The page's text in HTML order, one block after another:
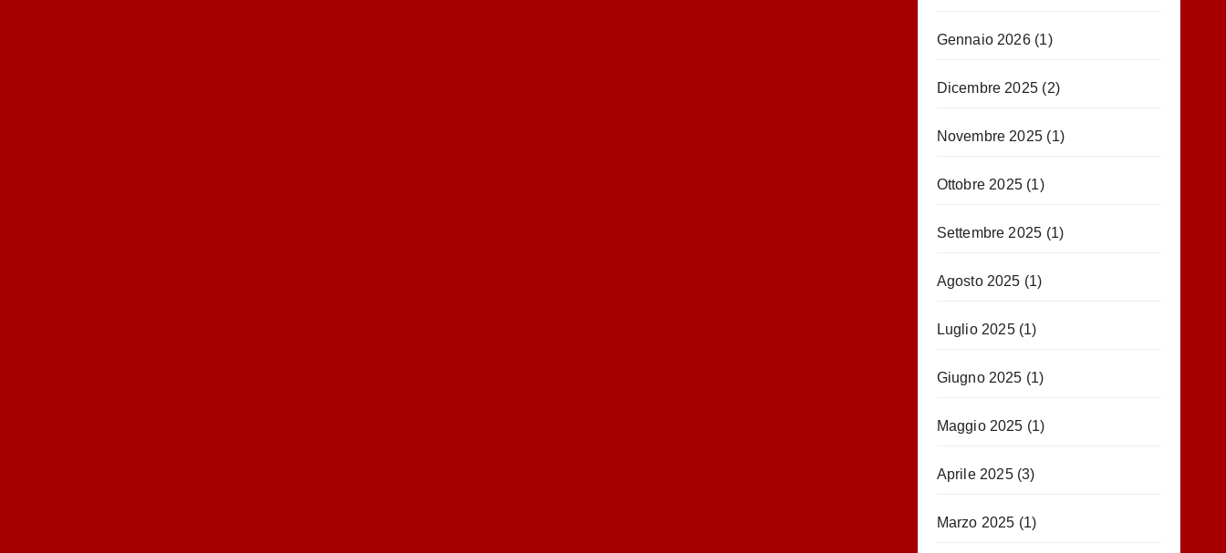
Gennaio 2026(1)
Dicembre 2025 (2)
Novembre 2025 (1)
Ottobre 2025(1)
Settembre 2025 (1)
Agosto 2025 (1)
Luglio 2025(1)
Giugno 2025 (1)
Maggio 2025 (1)
Aprile 2025(3)
Marzo 2025 (1)